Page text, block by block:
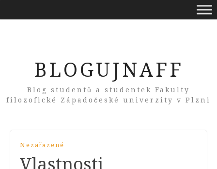
BLOGUJNAFF
Blog studentů a studentek Fakulty
filozofické Západočeské univerzity v Plzni
Nezařazené
Vlastnosti